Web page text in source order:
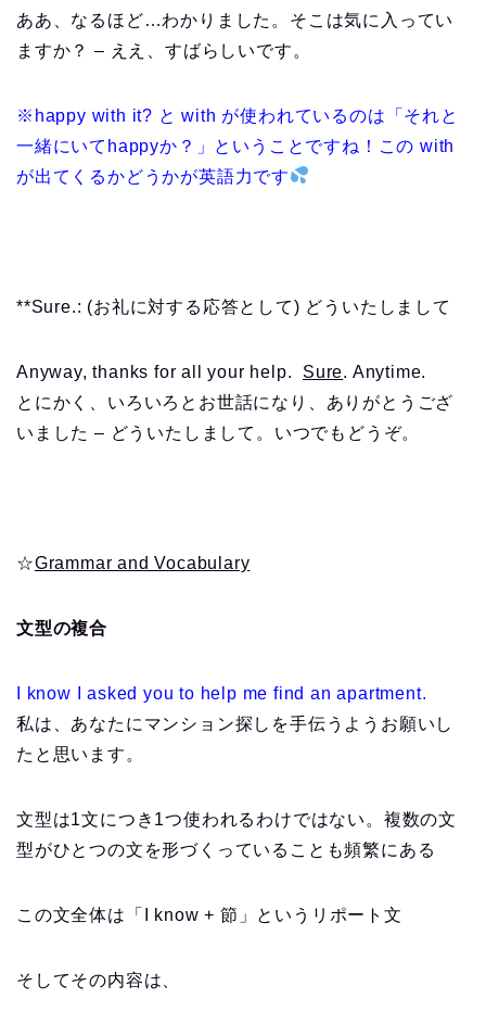
ああ、なるほど…わかりました。そこは気に入ってい
ますか？ – ええ、すばらしいです。
※happy with it? と with が使われているのは「それと
一緒にいてhappyか？」ということですね！この with
が出てくるかどうかが英語力です
**Sure.: (お礼に対する応答として) どういたしまして
Anyway, thanks for all your help. Sure. Anytime.
とにかく、いろいろとお世話になり、ありがとうござ
いました – どういたしまして。いつでもどうぞ。
☆Grammar and Vocabulary
文型の複合
I know I asked you to help me find an apartment.
私は、あなたにマンション探しを手伝うようお願いし
たと思います。
文型は1文につき1つ使われるわけではない。複数の文
型がひとつの文を形づくっていることも頻繁にある
この文全体は「I know + 節」というリポート文
そしてその内容は、